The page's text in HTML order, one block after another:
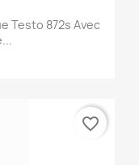
Testo 872s Avec
favorite_border